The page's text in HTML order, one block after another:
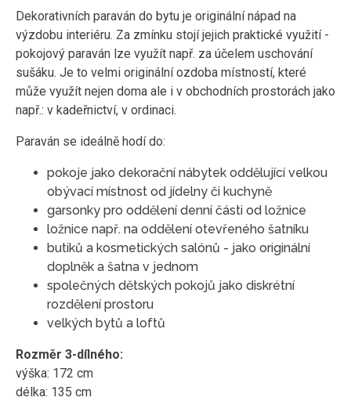
Dekorativních paraván do bytu je originální nápad na
výzdobu interiéru. Za zmínku stojí jejich praktické využití -
pokojový paraván lze využít např. za účelem uschování
sušáku. Je to velmi originální ozdoba místností, které
může využít nejen doma ale i v obchodních prostorách jako
např.: v kadeřnictví, v ordinaci.
Paraván se ideálně hodí do:
pokoje jako dekorační nábytek oddělující velkou
obývací místnost od jídelny či kuchyně
garsonky pro oddělení denní části od ložnice
ložnice např. na oddělení otevřeného šatníku
butiků a kosmetických salónů - jako originální
doplněk a šatna v jednom
společných dětských pokojů jako diskrétní
rozdělení prostoru
velkých bytů a loftů
Rozměr 3-dílného:
výška: 172 cm
délka: 135 cm